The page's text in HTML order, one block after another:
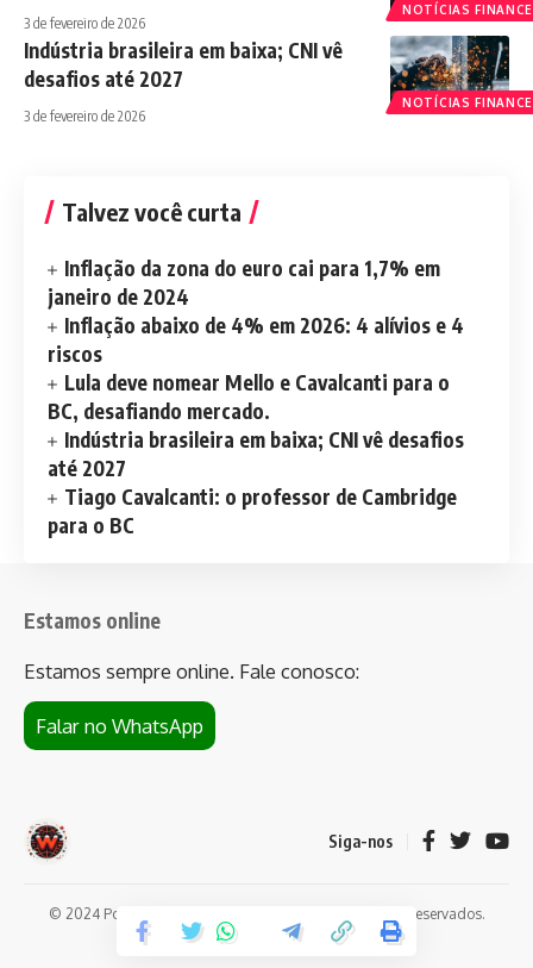
NOTÍCIAS
3 de fevereiro de 2026
NOTÍCIAS
Indústria brasileira em baixa; CNI vê
desafios até 2027
3 de fevereiro de 2026
Talvez você curta
Inflação da zona do euro cai para 1,7% em
janeiro de 2024
Inflação abaixo de 4% em 2026: 4 alívios e 4
riscos
Lula deve nomear Mello e Cavalcanti para o
BC, desafiando mercado.
Indústria brasileira em baixa; CNI vê desafios
até 2027
Tiago Cavalcanti: o professor de Cambridge
para o BC
Estamos online
Estamos sempre online. Fale conosco:
Falar no WhatsApp
Siga-nos
© 2024 Portal de notícias Web Flush. Todos os direitos reservados.
Conheça
Bet da Sorte.